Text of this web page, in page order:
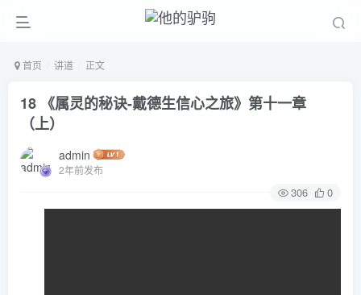
首页 讲道 正文
18 《属灵的秘诀-戴德生信心之旅》第十一章
（上）
admin
2年前发布
306 0